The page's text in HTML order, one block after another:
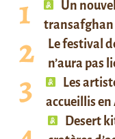
Un
transafghan
Le festival
n’aura pas
Les
accueillis
Desert